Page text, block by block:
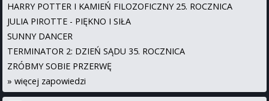
HARRY POTTER I KAMIEŃ FILOZOFICZNY 25. ROCZNICA
JULIA PIROTTE - PIĘKNO I SIŁA
SUNNY DANCER
TERMINATOR 2: DZIEŃ SĄDU 35. ROCZNICA
ZRÓBMY SOBIE PRZERWĘ
» więcej zapowiedzi